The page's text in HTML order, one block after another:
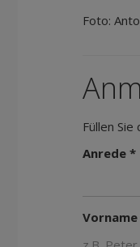
Foto:
Füllen
Anrede *